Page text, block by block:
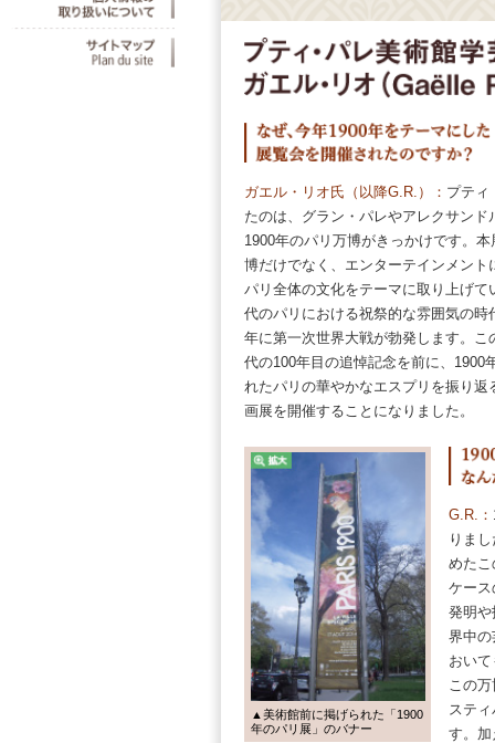
ガエル・リオ氏（以降G.R.）：プティ・
1900年のパリ万博がきっかけです。本展
博だけでなく、エンターテインメントに
パリ全体の文化をテーマに取り上げてい
代のパリにおける祝祭的な雰囲気の時代
年に第一次世界大戦が勃発します。この
代の100年目の追悼記念を前に、1900年代
れたパリの華やかなエスプリを振り返る
画展を開催することになりました。
▲美術館前に掲げられた「1900
年のパリ展」のバナー
G.R.：
りました
ケースの
発明や技
界中の芸
おいても
この万博
スティバ
す。加え
が行われ
だけでな
たのです。